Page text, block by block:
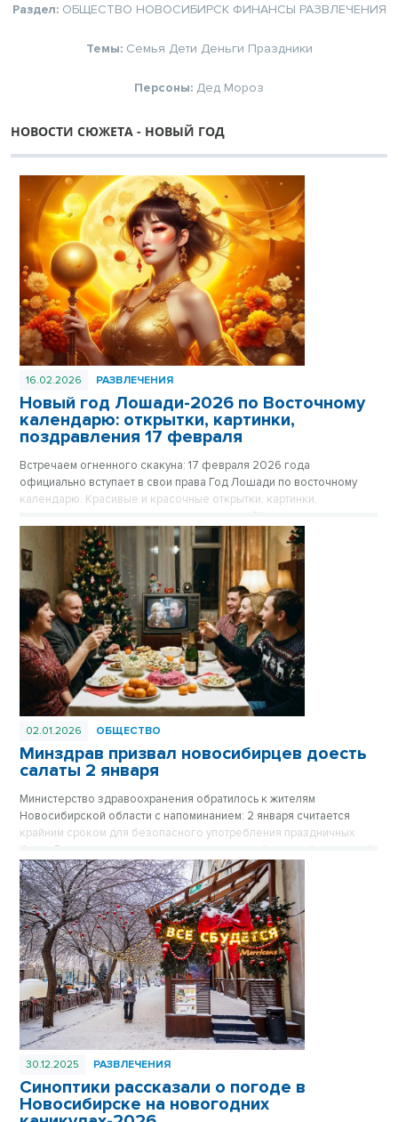
Раздел: ОБЩЕСТВО НОВОСИБИРСК ФИНАНСЫ РАЗВЛЕЧЕНИЯ
Темы: Семья Дети Деньги Праздники
Персоны: Дед Мороз
НОВОСТИ СЮЖЕТА - НОВЫЙ ГОД
16.02.2026 РАЗВЛЕЧЕНИЯ
Новый год Лошади-2026 по Восточному
календарю: открытки, картинки,
поздравления 17 февраля
Встречаем огненного скакуна: 17 февраля 2026 года
официально вступает в свои права Год Лошади по восточному
календарю. Красивые и красочные открытки, картинки,
поздравления в стихах и прозе - в нашем обзоре.
02.01.2026 ОБЩЕСТВО
Минздрав призвал новосибирцев доесть
салаты 2 января
Министерство здравоохранения обратилось к жителям
Новосибирской области с напоминанием: 2 января считается
крайним сроком для безопасного употребления праздничных
блюд. Врачи предупреждают, что салаты с майонезной заправкой
являются идеальной средой для размножения бактерий, и даже
хранение в холодильнике не гарантирует безопасность
продуктов спустя двое суток после приготовления.
30.12.2025 РАЗВЛЕЧЕНИЯ
Синоптики рассказали о погоде в
Новосибирске на новогодних